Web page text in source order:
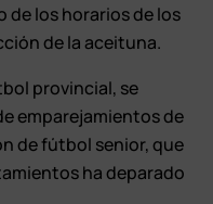
los horarios de los
de la aceituna.
provincial, se
emparejamientos de
de fútbol senior, que
ha deparado